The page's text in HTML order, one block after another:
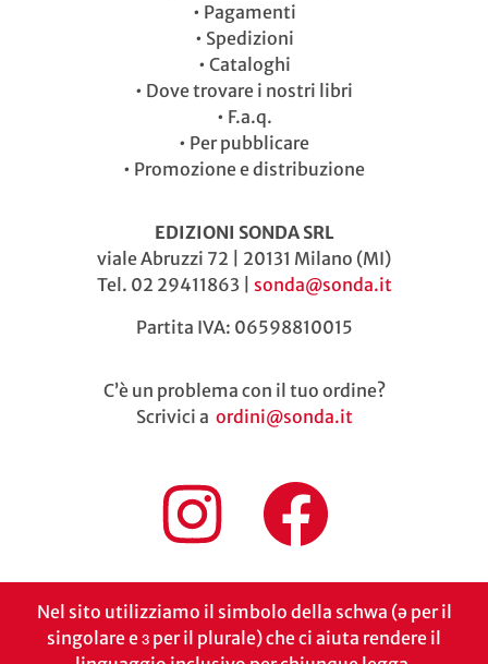
• Pagamenti
• Spedizioni
• Cataloghi
• Dove trovare i nostri libri
• F.a.q.
• Per pubblicare
• Promozione e distribuzione
EDIZIONI SONDA SRL
viale Abruzzi 72 | 20131 Milano (MI)
Tel. 02 29411863 | sonda@sonda.it
Partita IVA: 06598810015
C’è un problema con il tuo ordine?
Scrivici a ordini@sonda.it
Nel sito utilizziamo il simbolo della schwa (ə per il
singolare e ɜ per il plurale) che ci aiuta rendere il